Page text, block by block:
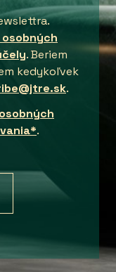
. Beriem
kedykoľvek
.
.